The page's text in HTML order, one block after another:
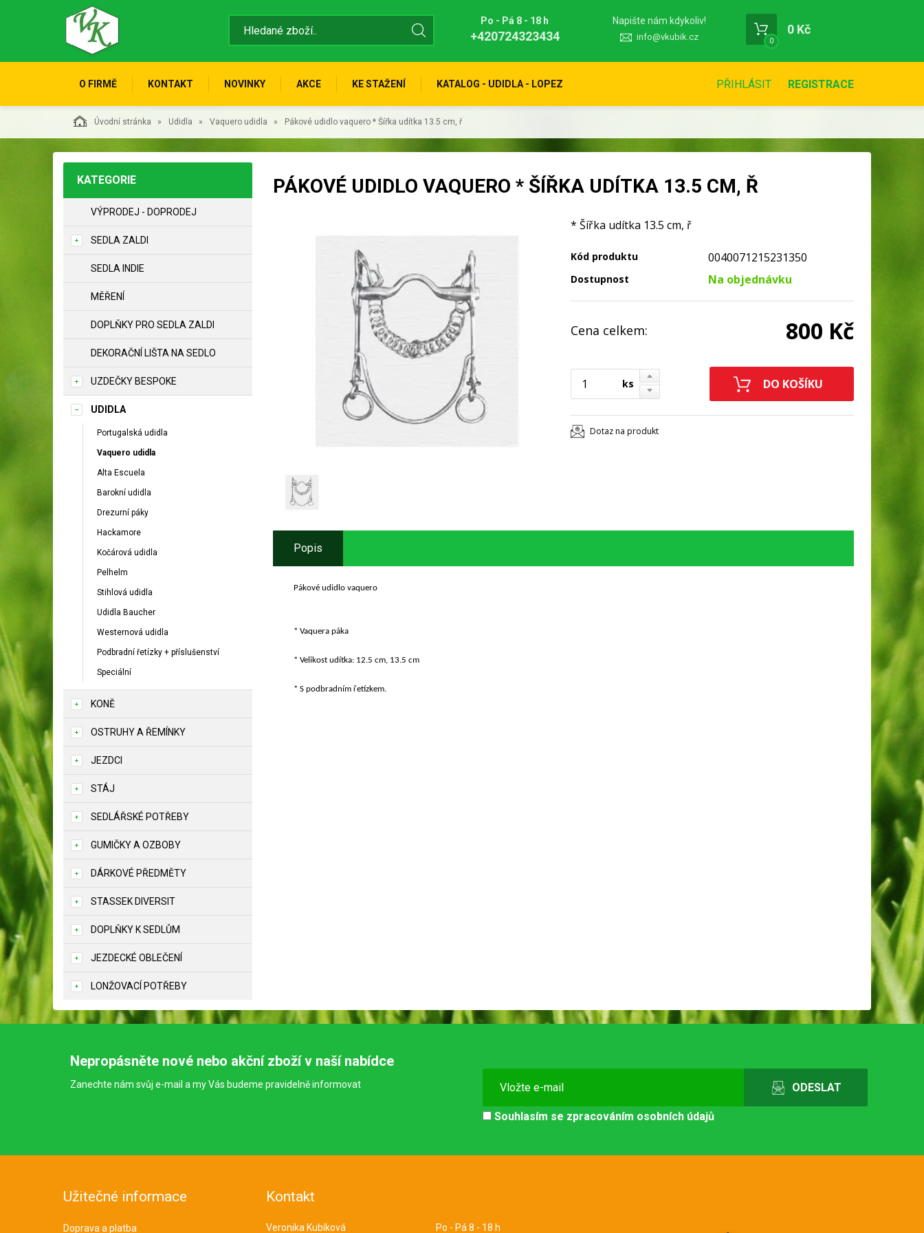
Po - Pá 8 - 18 h
+420724323434
Napište nám kdykoliv!
info@vkubik.cz 0
0 Kč
O FIRMĚ KONTAKT NOVINKY AKCE KE STAŽENÍ KATALOG - UDIDLA - LOPEZ PŘIHLÁSIT REGISTRACE
Úvodní stránka Udidla Vaquero udidla Pákové udidlo vaquero * Šířka udítka 13.5 cm, ř
KATEGORIE
VÝPRODEJ - DOPRODEJ
SEDLA ZALDI
SEDLA INDIE
MĚŘENÍ
DOPLŇKY PRO SEDLA ZALDI
DEKORAČNÍ LIŠTA NA SEDLO
UZDEČKY BESPOKE
UDIDLA
Portugalská udidla
Vaquero udidla
Alta Escuela
Barokní udidla
Drezurní páky
Hackamore
Kočárová udidla
Pelhelm
Stihlová udidla
Udidla Baucher
Westernová udidla
Podbradní řetízky + příslušenství
Speciální
KONĚ
OSTRUHY A ŘEMÍNKY
JEZDCI
STÁJ
SEDLÁŘSKÉ POTŘEBY
GUMIČKY A OZBOBY
DÁRKOVÉ PŘEDMĚTY
STASSEK DIVERSIT
DOPLŇKY K SEDLŮM
JEZDECKÉ OBLEČENÍ
LONŽOVACÍ POTŘEBY
PÁKOVÉ UDIDLO VAQUERO * ŠÍŘKA UDÍTKA 13.5 CM, Ř
* Šířka udítka 13.5 cm, ř
Kód produktu 0040071215231350
Dostupnost Na objednávku
Cena celkem: 800 Kč
ks
Dotaz na produkt
Popis
Pákové udidlo vaquero
* Vaquera páka
* Velikost udítka: 12.5 cm, 13.5 cm
* S podbradním řetízkem.
Nepropásněte nové nebo akční zboží v naší nabídce
Zanechte nám svůj e-mail a my Vás budeme pravidelně informovat
Souhlasím se zpracováním osobních údajů
Užitečné informace
Doprava a platba
Kontakt
Veronika Kubíková Po - Pá 8 - 18 h